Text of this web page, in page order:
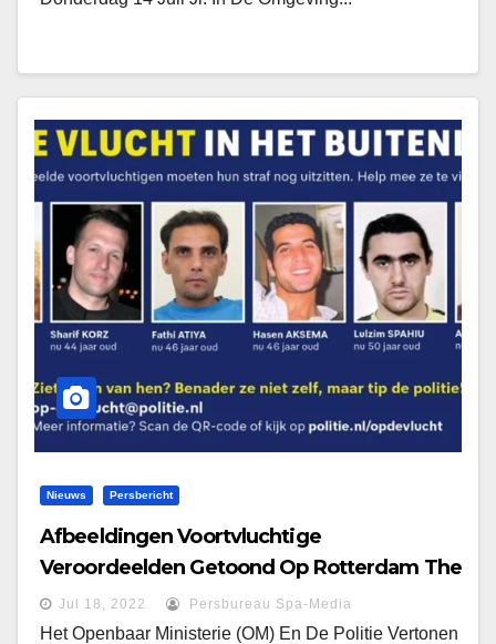
Nieuws Persbericht
Afbeeldingen Voortvluchtige
Veroordeelden Getoond Op Rotterdam The
Hague Airport
Jul 18, 2022 Persbureau Spa-Media
Het Openbaar Ministerie (OM) En De Politie Vertonen